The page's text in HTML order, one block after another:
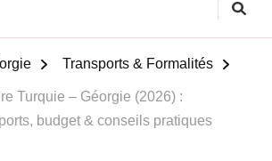
Transports & Formalités
Turquie – Géorgie (2026) :
budget & conseils pratiques